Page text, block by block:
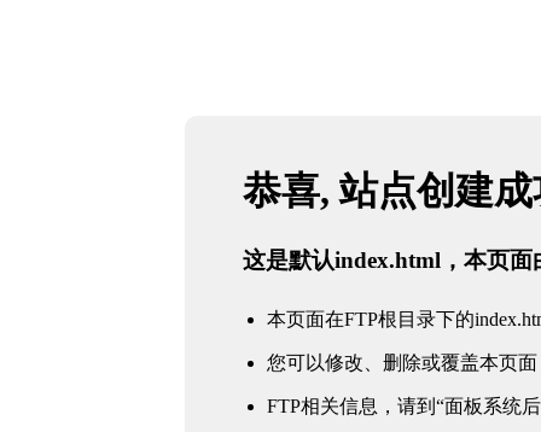
恭喜, 站点创建
这是默认index.html，本页面
本页面在FTP根目录下的
您可以修改、删除或覆盖本页面
FTP相关信息，请到“面板系统